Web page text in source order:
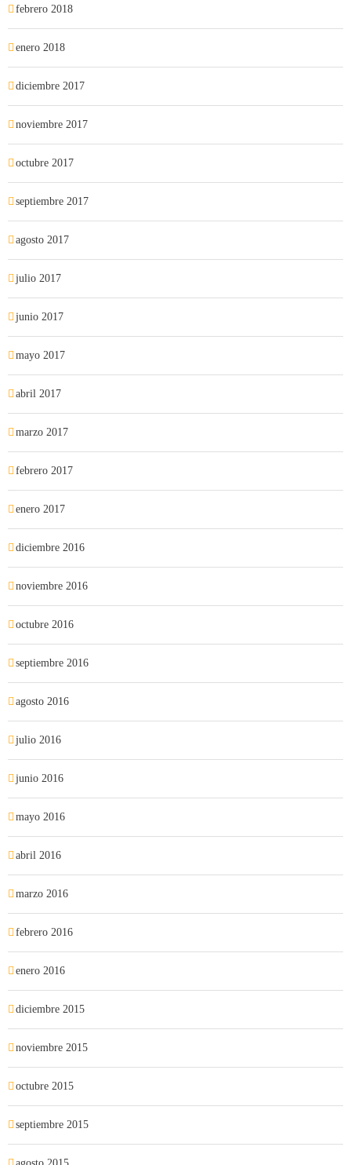
febrero 2018
enero 2018
diciembre 2017
noviembre 2017
octubre 2017
septiembre 2017
agosto 2017
julio 2017
junio 2017
mayo 2017
abril 2017
marzo 2017
febrero 2017
enero 2017
diciembre 2016
noviembre 2016
octubre 2016
septiembre 2016
agosto 2016
julio 2016
junio 2016
mayo 2016
abril 2016
marzo 2016
febrero 2016
enero 2016
diciembre 2015
noviembre 2015
octubre 2015
septiembre 2015